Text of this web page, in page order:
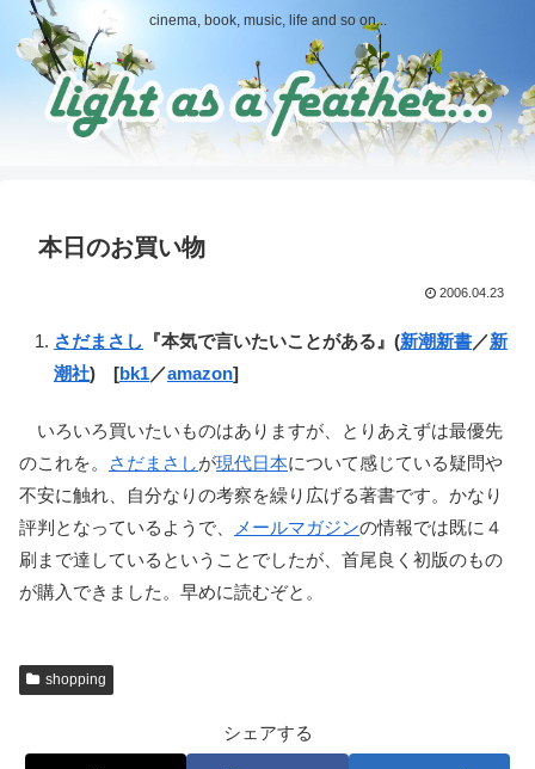
cinema, book, music, life and so on...
本日のお買い物
2006.04.23
さだまさし 『本気で言いたいことがある』(新潮新書／新
潮社) [bk1／amazon]
いろいろ買いたいものはありますが、とりあえずは最優先
のこれを。
さだまさしが現代日本について感じている疑問や
不安に触れ、自分なりの考察を繰り広げる著書です。かなり
評判となっているようで、
メールマガジンの情報では既に４
刷まで達しているということでしたが、首尾良く初版のもの
が購入できました。早めに読むぞと。
shopping
シェアする